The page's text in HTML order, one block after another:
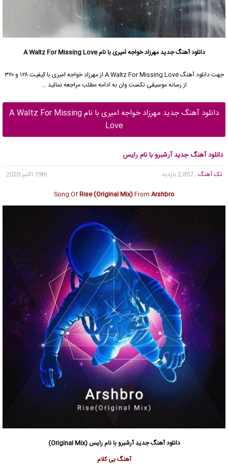
دانلود آهنگ جدیدمهرزاد خواجه امیریبا نام A Waltz For Missing Love
جهت دانلود آهنگ A Waltz For Missing Love از مهرزاد خواجه امیری
با کیفیت ۱۲۸ و ۳۲۰
از رسانه موسیقی نکست وان به ادامه مطلب مراجعه نمائید …
دانلود آهنگ جدید مهرزاد خواجه امیری با نام A Waltz For Missing
Love
دانلود آهنگ جدید آرشبرو با نام رایس
تک آهنگ , 2,857 بازدید
19th اکتبر 2020
Song OfRise (Original Mix)From Arshbro
دانلود آهنگ جدیدآرشبرو با نام رایس (Original Mix)
آهنگ بی کلام